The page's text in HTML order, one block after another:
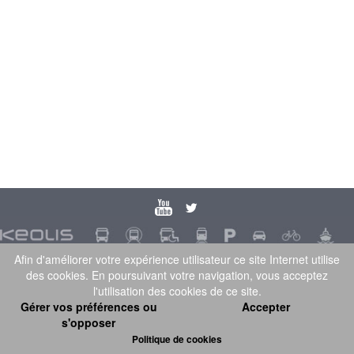
Afin d'améliorer votre expérience utilisateur ce site Internet utilise
des cookies. En poursuivant votre navigation, vous acceptez
l'utilisation des cookies de ce site.
Gérer vos préférences ou
s'opposer
Accepter
Politique de cookies
Keolis Auvergne|Mentions légales| Politique de
Préférences de cookies| Plan du site
et réalisation :